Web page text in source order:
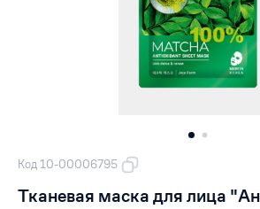
Код 10-00006795
Тканевая маска для лица